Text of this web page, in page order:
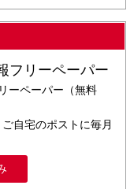
フリーペーパー
ーペーパー（無料
自宅のポストに毎月